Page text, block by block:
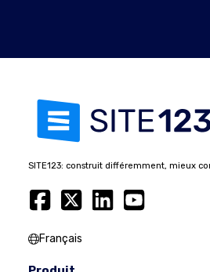
SITE123: construit différemment, mieux
Français